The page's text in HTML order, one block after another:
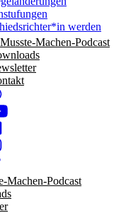
werden
Musste-Machen-Podcast
Machen-Podcast